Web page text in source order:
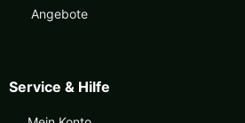
Angebote
Service & Hilfe